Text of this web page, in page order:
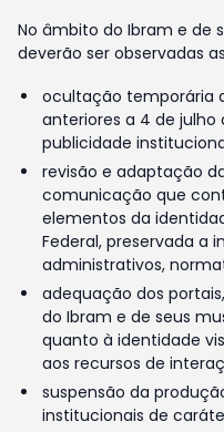
No âmbito do Ibram e de
deverão ser observadas
ocultação temporária
anteriores a 4 de
publicidade
revisão e adaptação
comunicação que
elementos da
Federal, preservada a
administrativos,
adequação dos
do Ibram e de seus
quanto à identidade
aos recursos de
suspensão da
institucionais de